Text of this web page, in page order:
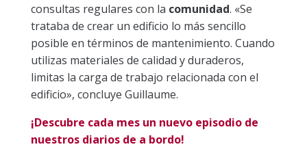
consultas regulares con la comunidad. «Se
trataba de crear un edificio lo más sencillo
posible en términos de mantenimiento. Cuando
utilizas materiales de calidad y duraderos,
limitas la carga de trabajo relacionada con el
edificio», concluye Guillaume.
¡Descubre cada mes un nuevo episodio de
nuestros diarios de a bordo!